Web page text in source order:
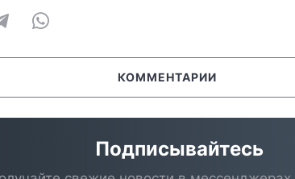
КОММЕНТАРИИ
Подписывайтесь